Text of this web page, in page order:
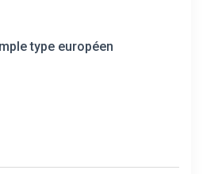
type européen